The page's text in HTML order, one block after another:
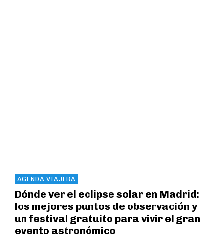
AGENDA VIAJERA
Dónde ver el eclipse solar en Madrid:
los mejores puntos de observación y
un festival gratuito para vivir el gran
evento astronómico